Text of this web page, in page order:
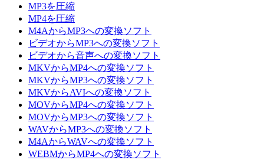
MP3を圧縮
MP4を圧縮
M4AからMP3への変換ソフト
ビデオからMP3への変換ソフト
ビデオから音声への変換ソフト
MKVからMP4への変換ソフト
MKVからMP3への変換ソフト
MKVからAVIへの変換ソフト
MOVからMP4への変換ソフト
MOVからMP3への変換ソフト
WAVからMP3への変換ソフト
M4AからWAVへの変換ソフト
WEBMからMP4への変換ソフト